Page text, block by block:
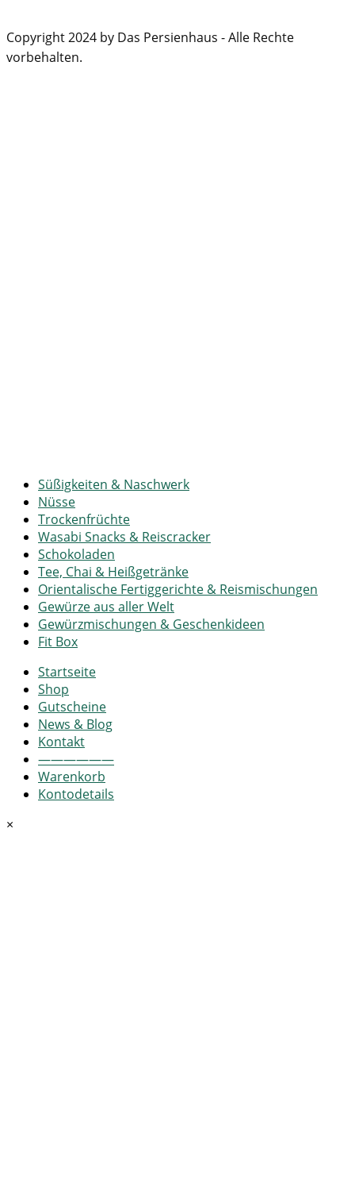
Copyright 2024 by Das Persienhaus - Alle Rechte
vorbehalten.
Süßigkeiten & Naschwerk
Nüsse
Trockenfrüchte
Wasabi Snacks & Reiscracker
Schokoladen
Tee, Chai & Heißgetränke
Orientalische Fertiggerichte & Reismischungen
Gewürze aus aller Welt
Gewürzmischungen & Geschenkideen
Fit Box
Startseite
Shop
Gutscheine
News & Blog
Kontakt
——————
Warenkorb
Kontodetails
×